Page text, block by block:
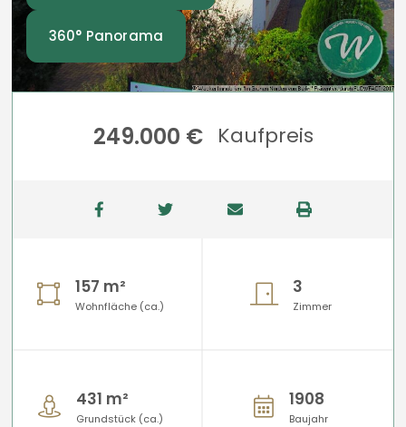
360° Panorama
249.000 € Kaufpreis
157 m²
Wohnfläche (ca.)
3
Zimmer
431 m²
Grundstück (ca.)
1908
Baujahr